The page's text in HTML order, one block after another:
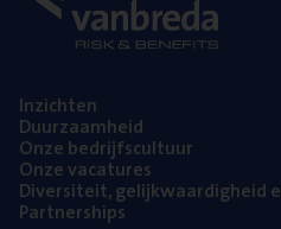
Inzich­ten
Duur­zaam­heid
Onze bedrijfs­cul­tuur
Onze vaca­tu­res
Diver­si­teit, gelijk­waar­dig­heid
Part­ner­ships